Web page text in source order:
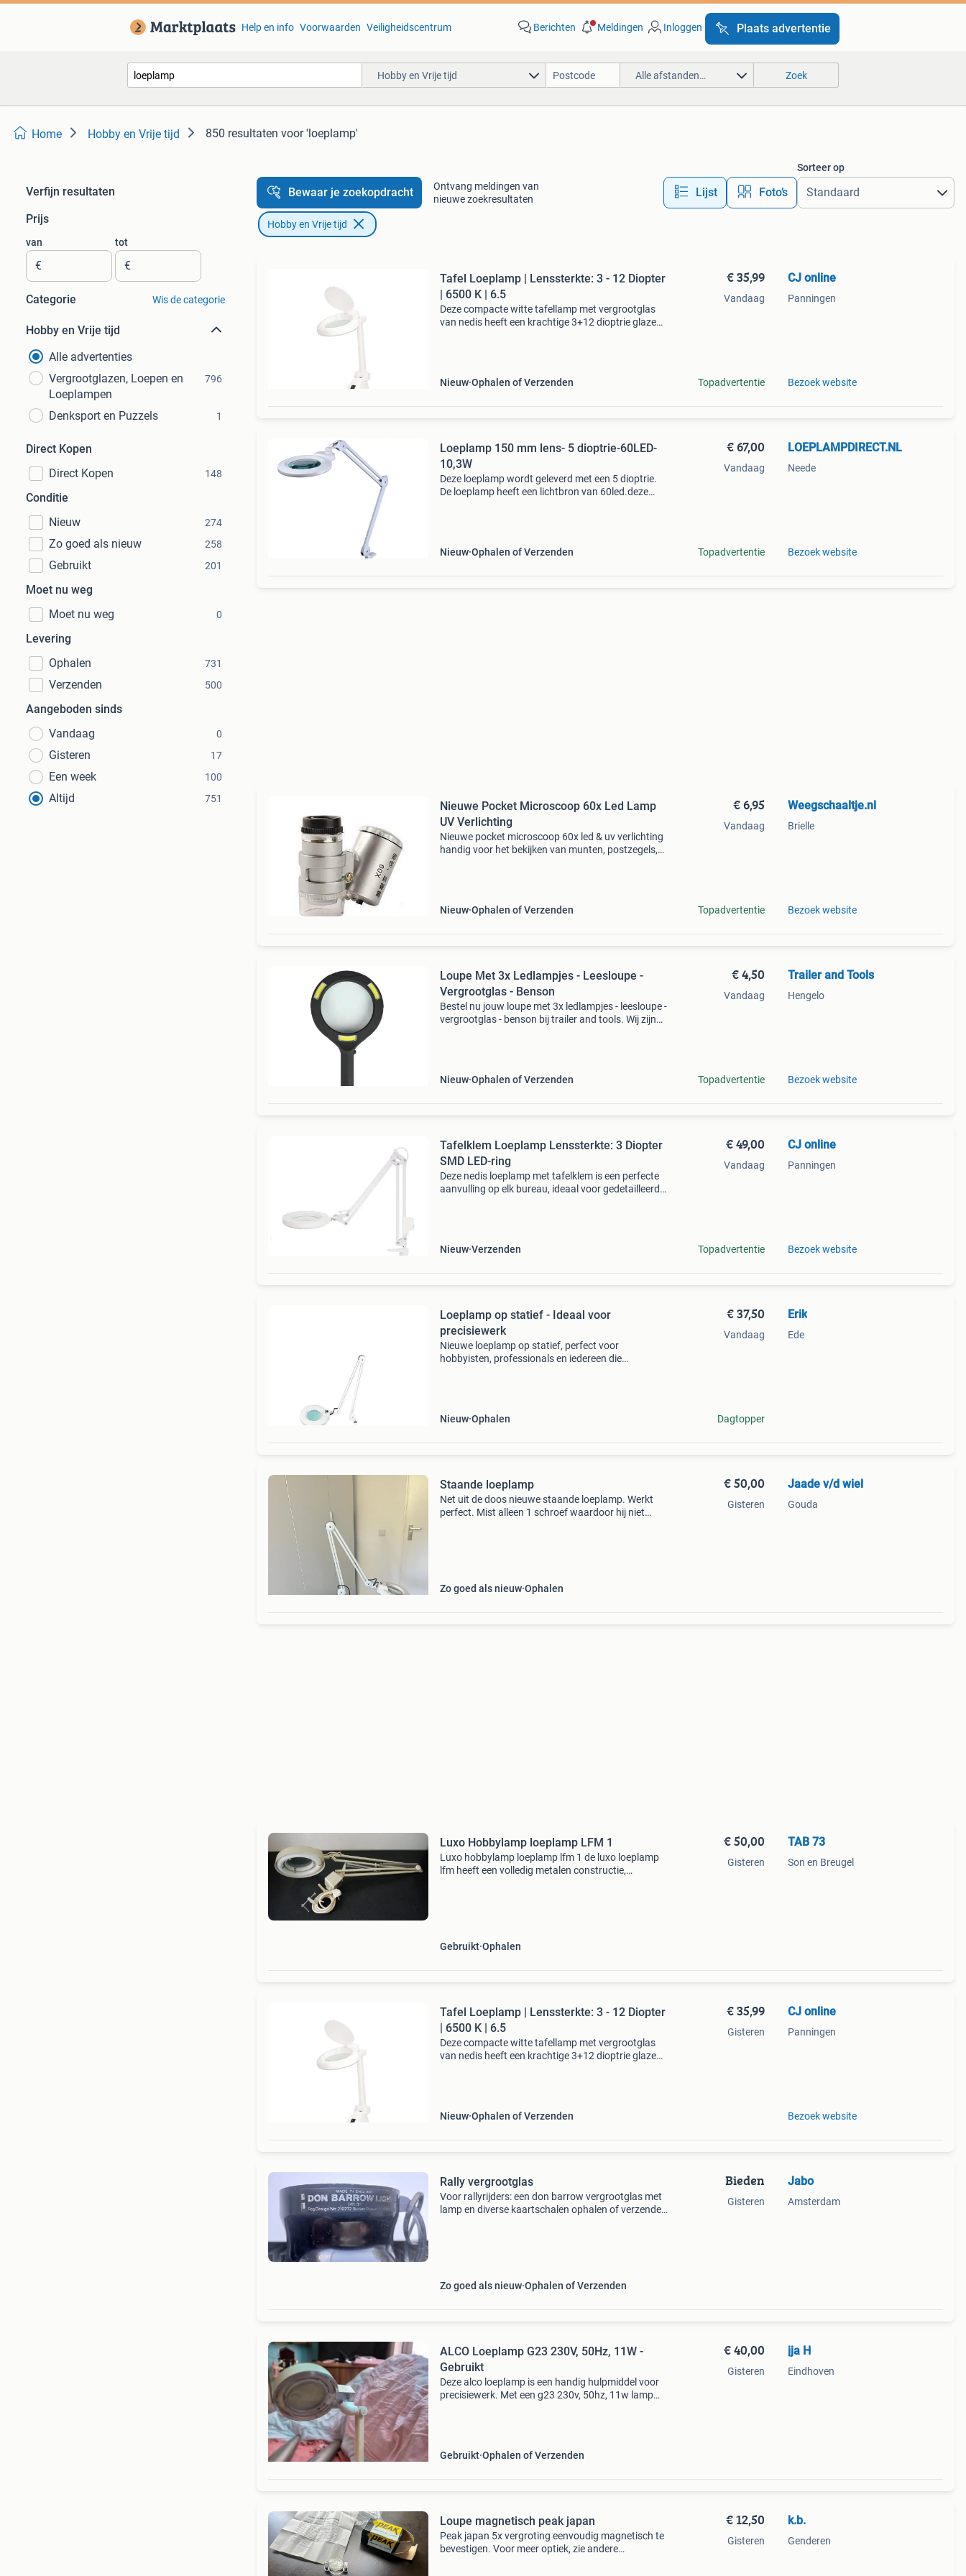
Help en info Voorwaarden Veiligheidscentrum Berichten Meldingen Inloggen Plaats advertentie
Hobby en Vrije tijd Alle afstanden… Zoek
Home Hobby en Vrije tijd 850 resultaten voor 'loeplamp'
Verfijn resultaten
Prijs
van
€
tot
€
Categorie Wis de categorie
Hobby en Vrije tijd
Alle advertenties
Vergrootglazen, Loepen en
Loeplampen
796
Denksport en Puzzels 1
Direct Kopen
Direct Kopen
148
Conditie
Nieuw
274
Zo goed als nieuw 258
Gebruikt 201
Moet nu weg
Moet nu weg
0
Levering
Ophalen
731
Verzenden 500
Aangeboden sinds
Vandaag
0
Gisteren 17
Een week 100
Altijd 751
Bewaar je zoekopdracht
Ontvang meldingen van
nieuwe zoekresultaten
Lijst Foto’s
Sorteer op
Hobby en Vrije tijd
Tafel Loeplamp | Lenssterkte: 3 - 12 Diopter
| 6500 K | 6.5
Deze compacte witte tafellamp met vergrootglas
van nedis heeft een krachtige 3+12 dioptrie glazen
Nieuw Ophalen of Verzenden
€ 35,99
Vandaag
Topadvertentie
CJ online
Panningen
Bezoek website
Loeplamp 150 mm lens- 5 dioptrie-60LED-
10,3W
Deze loeplamp wordt geleverd met een 5 dioptrie.
De loeplamp heeft een lichtbron van 60led.deze
Nieuw Ophalen of Verzenden
€ 67,00
Vandaag
Topadvertentie
LOEPLAMPDIRECT.NL
Neede
Bezoek website
Nieuwe Pocket Microscoop 60x Led Lamp
UV Verlichting
Nieuwe pocket microscoop 60x led & uv verlichting
handig voor het bekijken van munten, postzegels,
Nieuw Ophalen of Verzenden
€ 6,95
Vandaag
Topadvertentie
Weegschaaltje.nl
Brielle
Bezoek website
Loupe Met 3x Ledlampjes - Leesloupe -
Vergrootglas - Benson
Bestel nu jouw loupe met 3x ledlampjes - leesloupe -
vergrootglas - benson bij trailer and tools. Wij zijn
Nieuw Ophalen of Verzenden
€ 4,50
Vandaag
Topadvertentie
Trailer and Tools
Hengelo
Bezoek website
Tafelklem Loeplamp Lenssterkte: 3 Diopter
SMD LED-ring
Deze nedis loeplamp met tafelklem is een perfecte
aanvulling op elk bureau, ideaal voor gedetailleerde
Nieuw Verzenden
€ 49,00
Vandaag
Topadvertentie
CJ online
Panningen
Bezoek website
Loeplamp op statief - Ideaal voor
precisiewerk
Nieuwe loeplamp op statief, perfect voor
hobbyisten, professionals en iedereen die
Nieuw Ophalen
€ 37,50
Vandaag
Dagtopper
Erik
Ede
Staande loeplamp
Net uit de doos nieuwe staande loeplamp. Werkt
perfect. Mist alleen 1 schroef waardoor hij niet
Zo goed als nieuw Ophalen
€ 50,00
Gisteren
Jaade v/d wiel
Gouda
Luxo Hobbylamp loeplamp LFM 1
Luxo hobbylamp loeplamp lfm 1 de luxo loeplamp
lfm heeft een volledig metalen constructie,
Gebruikt Ophalen
€ 50,00
Gisteren
TAB 73
Son en Breugel
Tafel Loeplamp | Lenssterkte: 3 - 12 Diopter
| 6500 K | 6.5
Deze compacte witte tafellamp met vergrootglas
van nedis heeft een krachtige 3+12 dioptrie glazen
Nieuw Ophalen of Verzenden
€ 35,99
Gisteren
CJ online
Panningen
Bezoek website
Rally vergrootglas
Voor rallyrijders: een don barrow vergrootglas met
lamp en diverse kaartschalen ophalen of verzenden
Zo goed als nieuw Ophalen of Verzenden
Bieden
Gisteren
Jabo
Amsterdam
ALCO Loeplamp G23 230V, 50Hz, 11W -
Gebruikt
Deze alco loeplamp is een handig hulpmiddel voor
precisiewerk. Met een g23 230v, 50hz, 11w lamp
Gebruikt Ophalen of Verzenden
€ 40,00
Gisteren
jja H
Eindhoven
Loupe magnetisch peak japan
Peak japan 5x vergroting eenvoudig magnetisch te
bevestigen. Voor meer optiek, zie andere
€ 12,50
Gisteren
k.b.
Genderen